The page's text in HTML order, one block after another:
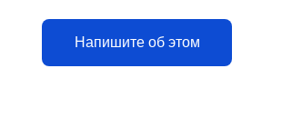
Напишите об этом